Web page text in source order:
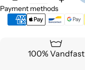
Payment methods
100% Vandfast